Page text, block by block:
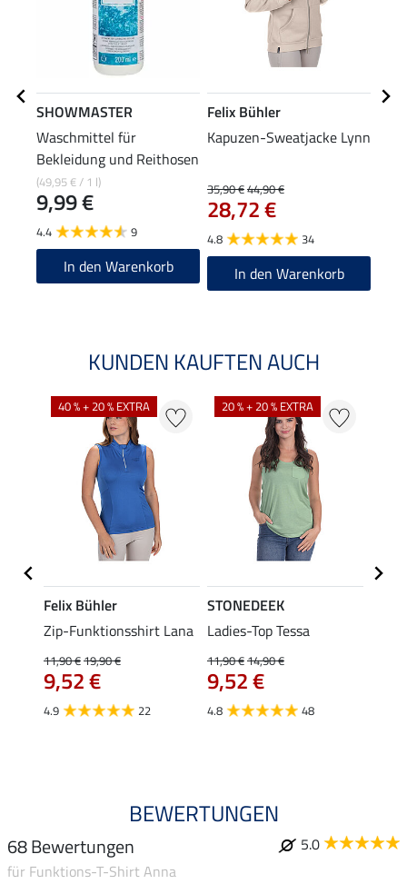
SHOWMASTER
Waschmittel für
Bekleidung und Reithosen
(49,95 € / 1 l)
9,99 €
4.4 9
In den Warenkorb
Felix Bühler
Kapuzen-Sweatjacke Lynn
35,90 €44,90 €
28,72 €
4.8 34
In den Warenkorb
KUNDEN KAUFTEN AUCH
40 % + 20 % EXTRA
Felix Bühler
Zip-Funktionsshirt Lana
11,90 €19,90 €
9,52 €
4.9 22
20 % + 20 % EXTRA
STONEDEEK
Ladies-Top Tessa
11,90 €14,90 €
9,52 €
4.8 48
BEWERTUNGEN
68 Bewertungen
5.0
für Funktions-T-Shirt Anna